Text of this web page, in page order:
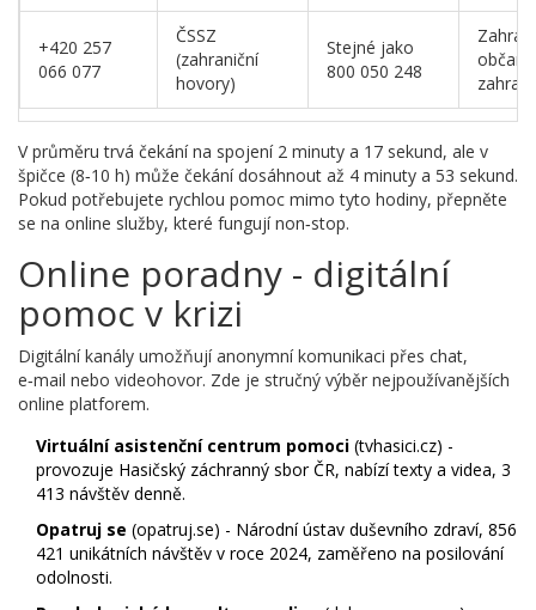
+420 257
066 077
ČSSZ
(zahraniční
hovory)
Stejné jako
800 050 248
V průměru trvá čekání na spojení 2 minuty a 17 sekund, ale v
špičce (8‑10 h) může čekání dosáhnout až 4 minuty a 53 sekund.
Pokud potřebujete rychlou pomoc mimo tyto hodiny, přepněte
se na online služby, které fungují non‑stop.
Online poradny - digitální
pomoc v krizi
Digitální kanály umožňují anonymní komunikaci přes chat,
e‑mail nebo videohovor. Zde je stručný výběr nejpoužívanějších
online platforem.
Virtuální asistenční centrum pomoci (tvhasici.cz) -
provozuje Hasičský záchranný sbor ČR, nabízí texty a videa, 3
413 návštěv denně.
Opatruj se (opatruj.se) - Národní ústav duševního zdraví, 856
421 unikátních návštěv v roce 2024, zaměřeno na posilování
odolnosti.